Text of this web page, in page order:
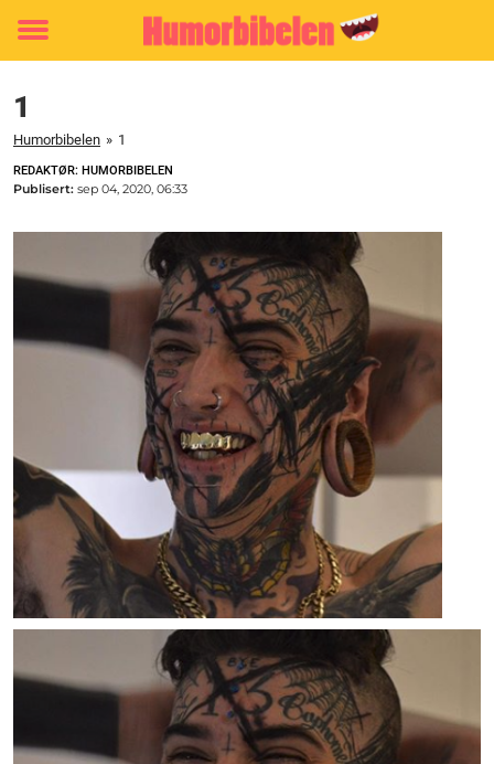
Toggle
1
Humorbibelen » 1
REDAKTØR: HUMORBIBELEN
Publisert: sep 04, 2020, 06:33